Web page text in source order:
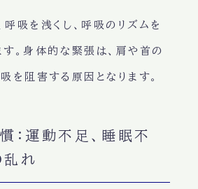
呼吸を浅くし、呼吸のリズムを
。 身体的な緊張 は、肩や首の
を阻害する原因となります。
運動不足、睡眠不
乱れ